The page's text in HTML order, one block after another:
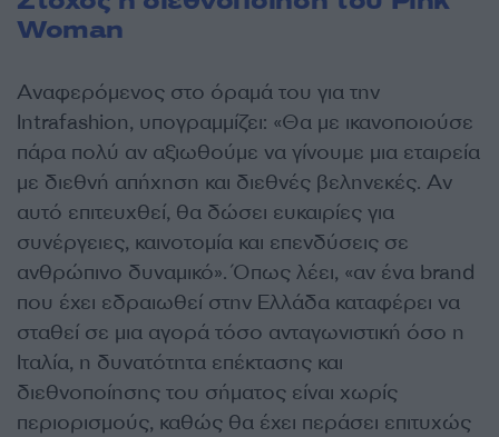
Woman
Αναφερόμενος στο όραμά του για την
Intrafashion, υπογραμμίζει: «Θα με ικανοποιούσε
πάρα πολύ αν αξιωθούμε να γίνουμε μια εταιρεία
με διεθνή απήχηση και διεθνές βεληνεκές. Αν
αυτό επιτευχθεί, θα δώσει ευκαιρίες για
συνέργειες, καινοτομία και επενδύσεις σε
ανθρώπινο δυναμικό». Όπως λέει, «αν ένα brand
που έχει εδραιωθεί στην Ελλάδα καταφέρει να
σταθεί σε μια αγορά τόσο ανταγωνιστική όσο η
Ιταλία, η δυνατότητα επέκτασης και
διεθνοποίησης του σήματος είναι χωρίς
περιορισμούς, καθώς θα έχει περάσει επιτυχώς